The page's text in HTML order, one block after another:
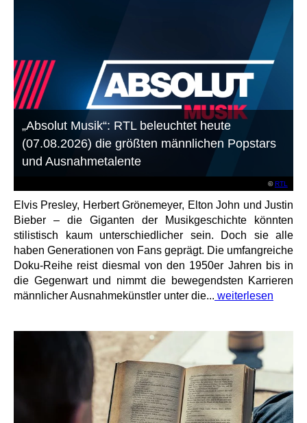
©RTL
„Absolut Musik“: RTL beleuchtet heute
(07.08.2026) die größten männlichen Popstars
und Ausnahmetalente
Elvis Presley, Herbert Grönemeyer, Elton John und Justin
Bieber – die Giganten der Musikgeschichte könnten
stilistisch kaum unterschiedlicher sein. Doch sie alle
haben Generationen von Fans geprägt. Die umfangreiche
Doku-Reihe reist diesmal von den 1950er Jahren bis in
die Gegenwart und nimmt die bewegendsten Karrieren
männlicher Ausnahmekünstler unter die... weiterlesen